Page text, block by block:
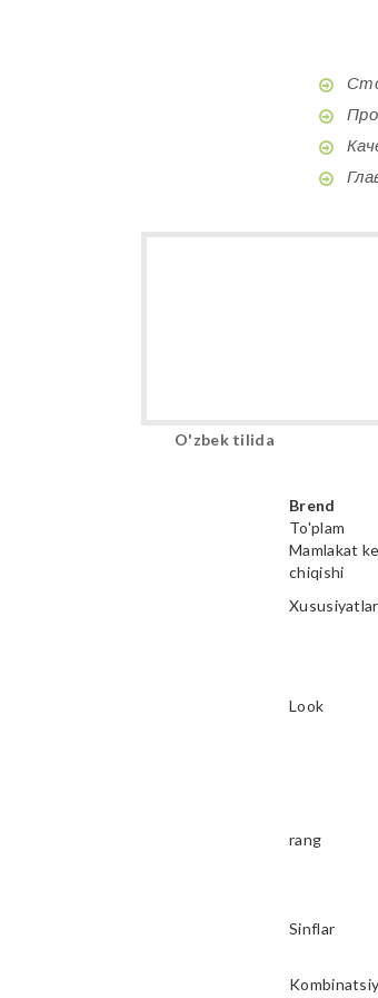
O'zbek tilida
Brend
To'plam
Mamlakat
chiqishi
Xususiyatlar
Look
rang
Sinflar